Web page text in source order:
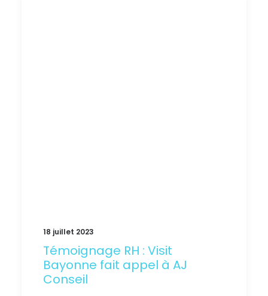
18 juillet 2023
Témoignage RH : Visit
Bayonne fait appel à AJ
Conseil